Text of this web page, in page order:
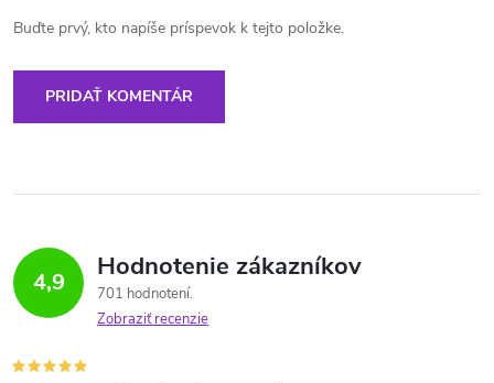
Buďte prvý, kto napíše príspevok k tejto položke.
PRIDAŤ KOMENTÁR
4,9 Hodnotenie zákazníkov
701 hodnotení
Zobraziť recenzie